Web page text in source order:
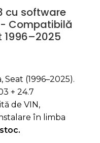
cu software
Compatibilă
1996–2025
(1996–2025).
+ 24.7
de VIN,
în limba